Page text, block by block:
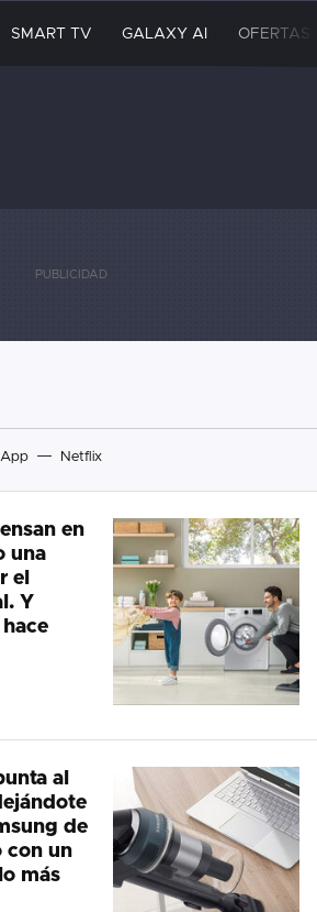
SMART TV GALAXY AI OFERTAS
Netflix
en
una
el
Y
al
de
con un
más